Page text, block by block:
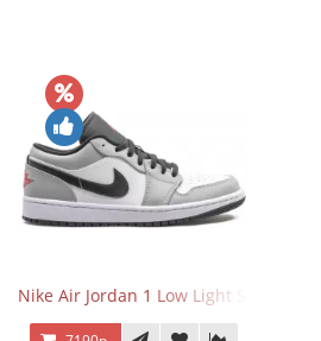
Nike Air Jordan 1 Low Light Smoke Grey